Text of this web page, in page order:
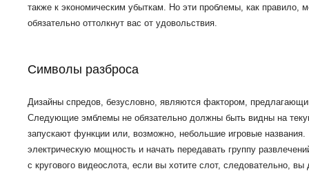
также к экономическим убыткам. Но эти проблемы, как
обязательно оттолкнут вас от удовольствия.
Символы разброса
Дизайны спредов, безусловно, являются фактором,
Следующие эмблемы не обязательно должны быть видны на
запускают функции или, возможно, небольшие игровые
электрическую мощность и начать передавать группу
с кругового видеослота, если вы хотите слот, следовательно,